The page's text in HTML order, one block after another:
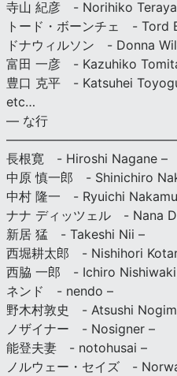
寺山 紀彦 - Norihiko
トード・ボーンチェ - Tord
ドナウィルソン - Donna
富田 一彦 - Kazuhiko
豊口 克平 - Katsuhei
etc…
— な行
長根寛 - Hiroshi Nagane –
中原 慎一郎 - Shinichiro
中村 隆一 - Ryuichi
ナナ ディッツェル - Nana
新居 猛 - Takeshi Nii –
西堀耕太郎 - Nishihori
西脇 一郎 - Ichiro
ネンド - nendo –
野木村敦史 - Atsushi
ノザイナー - Nosigner –
能登夫妻 - notohusai –
ノルウェー・セイズ -